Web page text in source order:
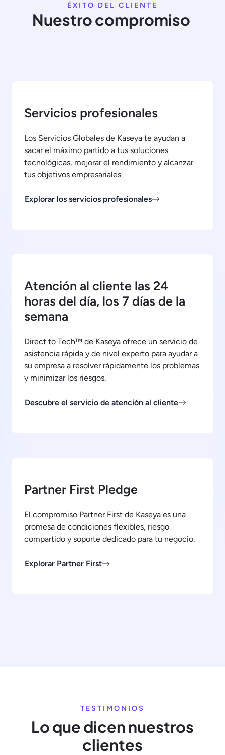
ÉXITO DEL CLIENTE
Nuestro compromiso
Servicios profesionales
Los Servicios Globales de Kaseya te ayudan a
sacar el máximo partido a tus soluciones
tecnológicas, mejorar el rendimiento y alcanzar
tus objetivos empresariales.
Explorar los servicios profesionales
Atención al cliente las 24
horas del día, los 7 días de la
semana
Direct to Tech™ de Kaseya ofrece un servicio de
asistencia rápida y de nivel experto para ayudar a
su empresa a resolver rápidamente los problemas
y minimizar los riesgos.
Descubre el servicio de atención al cliente
Partner First Pledge
El compromiso Partner First de Kaseya es una
promesa de condiciones flexibles, riesgo
compartido y soporte dedicado para tu negocio.
Explorar Partner First
TESTIMONIOS
Lo que dicen nuestros
clientes